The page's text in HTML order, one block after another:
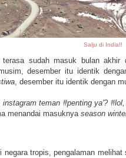
Salju di India!!
terasa sudah masuk bulan akhir
desember itu identik
, desember itu identik dengan
teman #penting ya'? #lol,
menandai masuknya season
negara tropis, pengalaman